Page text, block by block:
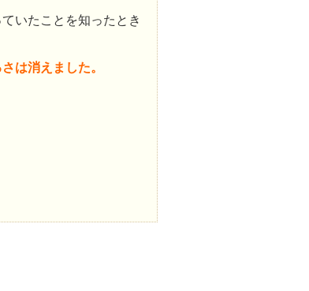
いたことを知ったとき
は消えました。